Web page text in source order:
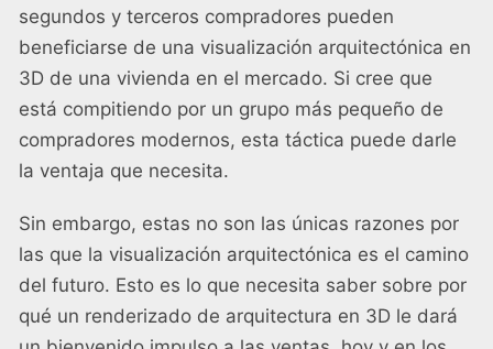
segundos y terceros compradores pueden
beneficiarse de una visualización arquitectónica en
3D de una vivienda en el mercado. Si cree que
está compitiendo por un grupo más pequeño de
compradores modernos, esta táctica puede darle
la ventaja que necesita.
Sin embargo, estas no son las únicas razones por
las que la visualización arquitectónica es el camino
del futuro. Esto es lo que necesita saber sobre por
qué un renderizado de arquitectura en 3D le dará